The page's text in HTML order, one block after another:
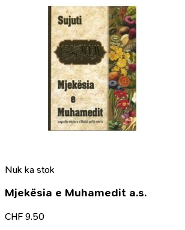
Nuk ka stok
Mjekësia e Muhamedit a.s.
CHF 9.50